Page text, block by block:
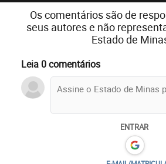
Os comentários são de
seus autores e não
Estado de
Leia 0 comentários
ENTRAR